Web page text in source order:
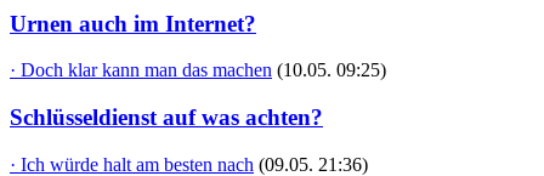
Urnen auch im Internet?
· Doch klar kann man das machen (10.05. 09:25)
Schlüsseldienst auf was achten?
· Ich würde halt am besten nach (09.05. 21:36)